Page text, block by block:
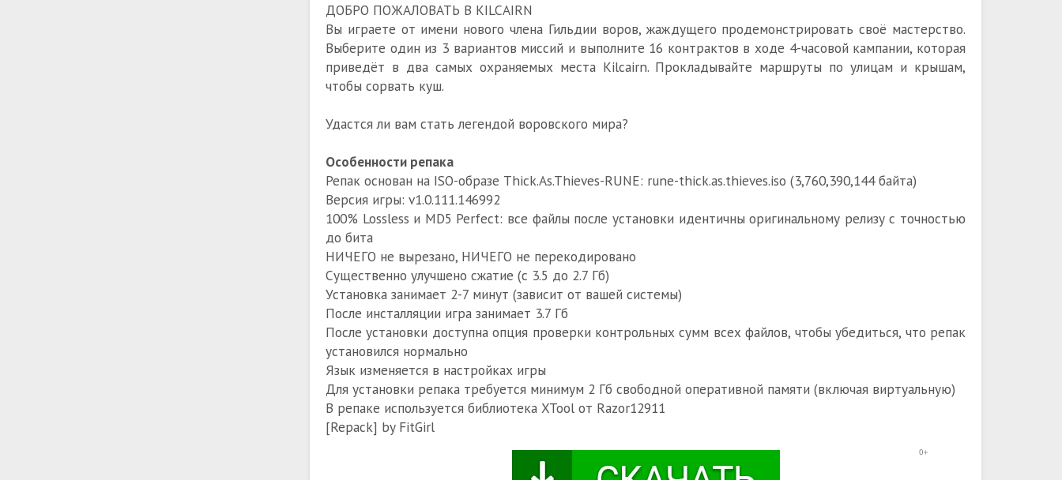
ДОБРО ПОЖАЛОВАТЬ В KILCAIRN
Вы играете от имени нового члена Гильдии воров, жаждущего продемонстрировать своё мастерство.
Выберите один из 3 вариантов миссий и выполните 16 контрактов в ходе 4-часовой кампании, которая
приведёт в два самых охраняемых места Kilcairn. Прокладывайте маршруты по улицам и крышам,
чтобы сорвать куш.
Удастся ли вам стать легендой воровского мира?
Особенности репака
Репак основан на ISO-образе Thick.As.Thieves-RUNE: rune-thick.as.thieves.iso (3,760,390,144 байта)
Версия игры: v1.0.111.146992
100% Lossless и MD5 Perfect: все файлы после установки идентичны оригинальному релизу с точностью
до бита
НИЧЕГО не вырезано, НИЧЕГО не перекодировано
Существенно улучшено сжатие (с 3.5 до 2.7 Гб)
Установка занимает 2-7 минут (зависит от вашей системы)
После инсталляции игра занимает 3.7 Гб
После установки доступна опция проверки контрольных сумм всех файлов, чтобы убедиться, что репак
установился нормально
Язык изменяется в настройках игры
Для установки репака требуется минимум 2 Гб свободной оперативной памяти (включая виртуальную)
В репаке используется библиотека XTool от Razor12911
[Repack] by FitGirl